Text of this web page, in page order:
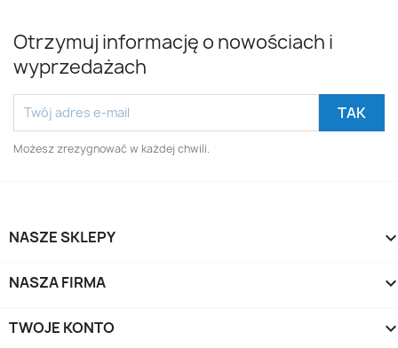
Otrzymuj informację o nowościach i
wyprzedażach
Możesz zrezygnować w każdej chwili.
NASZE SKLEPY
NASZA FIRMA
TWOJE KONTO